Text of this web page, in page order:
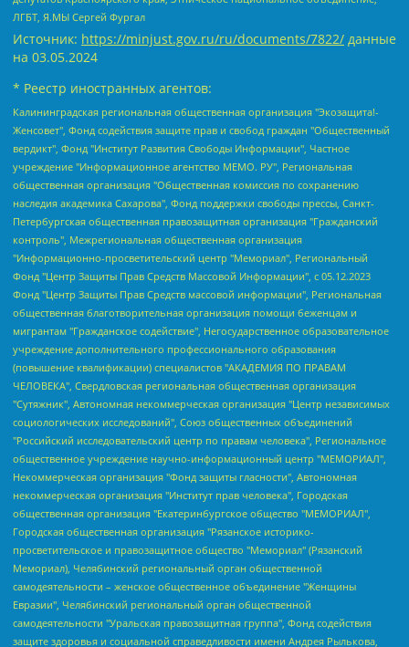
ЛГБТ, Я.МЫ Сергей Фургал
Источник: https://minjust.gov.ru/ru/documents/7822/ данные
на 03.05.2024
* Реестр иностранных агентов:
Калининградская региональная общественная организация "Экозащита!-Женсовет", Фонд содействия защите прав и свобод граждан "Общественный вердикт", Фонд "Институт Развития Свободы Информации", Частное учреждение "Информационное агентство МЕМО. РУ", Региональная общественная организация "Общественная комиссия по сохранению наследия академика Сахарова", Фонд поддержки свободы прессы, Санкт-Петербургская общественная правозащитная организация "Гражданский контроль", Межрегиональная общественная организация "Информационно-просветительский центр "Мемориал", Региональный Фонд "Центр Защиты Прав Средств Массовой Информации", с 05.12.2023 Фонд "Центр Защиты Прав Средств массовой информации", Региональная общественная благотворительная организация помощи беженцам и мигрантам "Гражданское содействие", Негосударственное образовательное учреждение дополнительного профессионального образования (повышение квалификации) специалистов "АКАДЕМИЯ ПО ПРАВАМ ЧЕЛОВЕКА", Свердловская региональная общественная организация "Сутяжник", Автономная некоммерческая организация "Центр независимых социологических исследований", Союз общественных объединений "Российский исследовательский центр по правам человека", Региональное общественное учреждение научно-информационный центр "МЕМОРИАЛ", Некоммерческая организация "Фонд защиты гласности", Автономная некоммерческая организация "Институт прав человека", Городская общественная организация "Екатеринбургское общество "МЕМОРИАЛ", Городская общественная организация "Рязанское историко-просветительское и правозащитное общество "Мемориал" (Рязанский Мемориал), Челябинский региональный орган общественной самодеятельности – женское общественное объединение "Женщины Евразии", Челябинский региональный орган общественной самодеятельности "Уральская правозащитная группа", Фонд содействия защите здоровья и социальной справедливости имени Андрея Рылькова, Автономная Некоммерческая Организация "Аналитический Центр Юрия Левады", Автономная некоммерческая организация социальной поддержки населения "Проект Апрель", Региональная общественная организация помощи женщинам и детям, находящимся в кризисной ситуации "Информационно-методический центр "Анна", Фонд содействия развитию массовых коммуникаций и правовому просвещению "Так-так-Так", Фонд содействия устойчивому развитию "Серебряная тайга", Свердловский региональный общественный фонд социальных проектов "Новое время", "Idel.Реалии", Кавказ.Реалии, Крым.Реалии, Телеканал Настоящее Время, Татаро-башкирская служба Радио Свобода (Azatliq Radiosi), Радио Свободная Европа/Радио Свобода (PCE/PC), "Сибирь.Реалии", "Фактограф", Благотворительный фонд помощи осужденным и их семьям, Автономная некоммерческая организация "Институт глобализации и социальных движений", Фонд "В защиту прав заключенных", Частное учреждение "Центр поддержки и содействия развитию средств массовой информации", Пензенский региональный общественный благотворительный фонд "Гражданский союз", "Север.Реалии", Некоммерческая организация Фонд "Правовая инициатива", Общество с ограниченной ответственностью "Радио Свободная Европа/Радио Свобода", Чешское информационное агентство "MEDIUM-ORIENT", Красноярская региональная общественная организация "Мы против СПИДа", Камалягин Денис Николаевич, Маркелов Сергей Евгеньевич, Пономарев Лев Александрович, Савицкая Людмила Алексеевна, Автономная некоммерческая организация "Центр по работе с проблемой насилия "НАСИЛИЮ.НЕТ", Межрегиональный профессиональный союз работников здравоохранения "Альянс врачей", Юридическое лицо, зарегистрированное в Латвийской Республике, SIA "Medusa Project" (регистрационный номер 40103797863, дата регистрации 10.06.2014), Некоммерческая организация "Фонд по борьбе с коррупцией", Автономная некоммерческая организация "Институт права и публичной политики", Баданин Роман Сергеевич, Гликин Максим Александрович, Железнова Мария Михайловна, Лукьянова Юлия Сергеевна, Маетная Елизавета Витальевна, Маняхин Петр Борисович, Чуракова Ольга Владимировна, Ярош Юлия Петровна, Юридическое лицо "The Insider SIA", зарегистрированное в Риге, Латвийская Республика (дата регистрации 26.06.2015), являющееся администратором доменного имени интернет-издания "The Insider SIA", https://theins.ru, Постернак Алексей Евгеньевич, Рубин Михаил Аркадьевич, Анин Роман Александрович, Юридическое лицо Istories fonds, зарегистрированное в Латвийской Республике (регистрационный номер 50008295751, дата регистрации 24.02.2020), Великовский Дмитрий Александрович, Долинина Ирина Николаевна, Мароховская Алеся Алексеевна, Шлейнов Роман Юрьевич, Шмагун Олеся Валентиновна, Общество с ограниченной ответственностью "Альтаир 2021", Общество с ограниченной ответственностью "Вега 2021", Общество с ограниченной ответственностью "Главный редактор 2021", Общество с ограниченной ответственностью "Ромашки монолит", Важенков Артем Валерьевич, Ивановская областная общественная организация "Центр гендерных исследований", Гурман Юрий Альбертович, Медиапроект "ОВД-Инфо", Егоров Владимир Владимирович, Жилинский Владимир Александрович, Общество с ограниченной ответственностью "ЗП", Иванова София Юрьевна, Карезина Инна Павловна, Кильтау Екатерина Викторовна, Петров Алексей Викторович, Пискунов Сергей Евгеньевич, Смирнов Сергей Сергеевич, Тихонов Михаил Сергеевич, Общество с ограниченной ответственностью "ЖУРНАЛИСТ-ИНОСТРАННЫЙ АГЕНТ", Арапова Галина Юрьевна, Вольтская Татьяна Анатольевна, Американская компания "Mason G.E.S. Anonymous Foundation" (США), являющаяся владельцем интернет-издания https://mnews.world/, Компания "Stichting Bellingcat", зарегистрированная в Нидерландах (дата регистрации 11.07.2018), Захаров Андрей Вячеславович, Клепиковская Екатерина Дмитриевна, Общество с ограниченной ответственностью "МЕМО", Перл Роман Александрович, Симонов Евгений Алексеевич, Соловьева Елена Анатольевна, Сотников Даниил Владимирович, Сурначева Елизавета Дмитриевна, Автономная некоммерческая организация по защите прав человека и информированию населения "Якутия – Наше Мнение", Общество с ограниченной ответственностью "Москоу диджитал медиа", с 26.01.2023 Общество с ограниченной ответственностью "Чайка Белые сады", Ветошкина Валерия Валерьевна, Заговора Максим Александрович, Межрегиональное общественное движение "Российская ЛГБТ - сеть", Оленичев Максим Владимирович, Павлов Иван Юрьевич, Скворцова Елена Сергеевна, Общество с ограниченной ответственностью "Как бы инагент", Кочетков Игорь Викторович, Общество с ограниченной ответственностью "Честные выборы", Еланчик Олег Александрович, Общество с ограниченной ответственностью "Нобелевский призыв", Гималова Регина Эмилевна, Григорьев Андрей Валерьевич, Григорьева Алина Александровна, Ассоциация по содействию защите прав призывников, альтернативнослужащих и военнослужащих "Правозащитная группа "Гражданин.Армия.Право", Хисамова Регина Фаритовна, Автономная некоммерческая организация по реализации социально-правовых программ "Лилит", Дальневосточное общественное движение "Маяк", Санкт-Петербургская ЛГБТ-инициативная группа "Выход", Инициативная группа ЛГБТ+ "Реверс", Алексеев Андрей Викторович, Бекбулатова Таисия Львовна, Беляев Иван Михайлович, Владыкина Елена Сергеевна, Гельман Марат Александрович, Никульшина Вероника Юрьевна, Толоконникова Надежда Андреевна, Шендерович Виктор Анатольевич, Общество с ограниченной ответственностью "Данное сообщение", Общество с ограниченной ответственностью Издательский дом "Новая глава", Айнбиндер Александра Александровна, Московский комьюнити-центр для ЛГБТ+инициатив, Благотворительный фонд развития филантропии, Deutsche Welle (Германия, Kurt-Schumacher-Strasse 3, 53113 Bonn), Борзунова Мария Михайловна, Воробьев Виктор Викторович, Голубева Анна Львовна, Константинова Алла Михайловна, Малкова Ирина Владимировна, Мурадов Мурад Абдулгалимович, Осетинская Елизавета Николаевна, Понасенков Евгений Николаевич, Ганапольский Матвей Юрьевич, Киселев Евгений Алексеевич, Борухович Ирина Григорьевна, Дремин Иван Тимофеевич, Дубровский Дмитрий Викторович, Красноярская региональная общественная организация поддержки и развития альтернативных образовательных технологий и межкультурных коммуникаций "ИНТЕРРА", Маяковская Екатерина Алексеевна, Фейгин Марк Захарович, Филимонов Андрей Викторович, Дзугкоева Регина Николаевна, Доброхотов Роман Александрович, Дудь Юрий Александрович, Елкин Сергей Владимирович, Кругликов Кирилл Игоревич, Сабунаева Мария Леонидовна, Семенов Алексей Владимирович, Шаинян Карен Багратович, Шульман Екатерина Михайловна, Асафьев Артур Валерьевич, Вахштайн Виктор Семенович, Венедиктов Алексей Алексеевич, Лушникова Екатерина Евгеньевна, Волков Леонид Михайлович, Невзоров Александр Глебович, Пархоменко Сергей Борисович, Сироткин Ярослав Николаевич, Кара-Мурза Владимир Владимирович, Баранова Наталья Владимировна, Гозман Леонид Яковлевич, Кагарлицкий Борис Юльевич, Климарев Михаил Валерьевич, Милов Владимир Станиславович, Автономная некоммерческая организация Краснодарский центр современного искусства "Типография", Моргенштерн Алишер Тагирович, Соболь Любовь Эдуардовна, Общество с ограниченной ответственностью "ЛИЗА НОРМ", Каспаров Гарри Кимович, Ходорковский Михаил Борисович, Общество с ограниченной ответственностью "Апрельские тезисы", Данилович Ирина Брониславовна, Кашин Олег Владимирович, Петров Николай Владимирович, Пивоваров Алексей Владимирович, Соколов Михаил Владимирович, Цветкова Юлия Владимировна, Чичваркин Евгений Александрович, Комитет против пыток/Команда против пыток, Общество с ограниченной ответственностью "Первый научный", Общество с ограниченной ответственностью "Вертолет и ко", Белоцерковская Вероника Борисовна, Кац Максим Евгеньевич, Лазарева Татьяна Юрьевна, Шаведдинов Руслан Табризович, Яшин Илья Валерьевич, Общество с ограниченной ответственностью "Иноагент ААВ", Алешковский Дмитрий Петрович, Альбац Евгения Марковна, Быков Дмитрий Львович, Галямина Юлия Евгеньевна, Лойко Сергей Леонидович, Мартынов Кирилл Константинович, Медведев Сергей Александрович, Крашенинников Федор Геннадиевич, Гордеева Катерина Вл